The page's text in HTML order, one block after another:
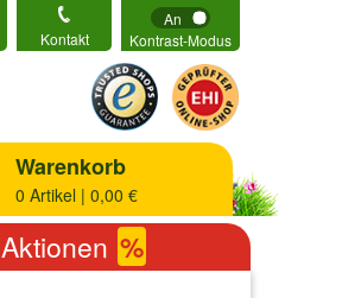
Kontakt
An
Kontrast-Modus
Warenkorb
0 Artikel | 0,00 €
Aktionen %